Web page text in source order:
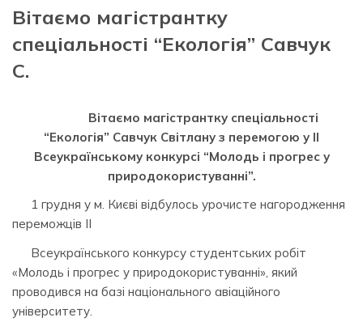
Вітаємо магістрантку
спеціальності “Екологія” Савчук
С.
Вітаємо магістрантку спеціальності
“Екологія” Савчук Світлану з перемогою у II
Всеукраїнському конкурсі “Молодь і прогрес у
природокористуванні”.
1 грудня у м. Києві відбулось урочисте нагородження
переможців II
Всеукраїнського конкурсу студентських робіт
«Молодь і прогрес у природокористуванні», який
проводився на базі національного авіаційного
університету.